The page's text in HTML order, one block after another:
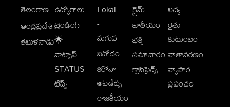
తెలంగాణ
ఆంధ్రప్రదేశ్
తమిళనాడు
ఉద్యోగాలు
ట్రెండింగ్
🌟
వాట్సాప్
STATUS
టిప్స్
Lokal
-
మగువ
వినోదం
కరోనా
అప్‌డేట్స్
రాజకీయం
క్రైమ్
జాతీయం
భక్తి
సమాచారం
క్లాసిఫైడ్స్
విద్య
రైతు
కుటుంబం
వాతావరణం
వ్యాపార
ప్రపంచం